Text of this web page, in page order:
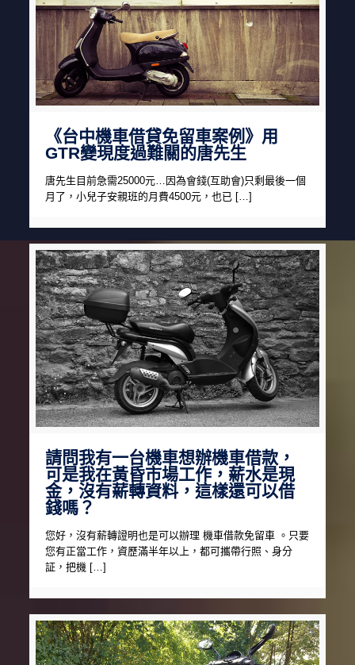
《台中機車借貸免留車案例》用
GTR變現度過難關的唐先生
唐先生目前急需25000元…因為會錢(互助會)只剩最後一個
月了，小兒子安親班的月費4500元，也已 […]
請問我有一台機車想辦機車借款，
可是我在黃昏市場工作，薪水是現
金，沒有薪轉資料，這樣還可以借
錢嗎？
您好，沒有薪轉證明也是可以辦理 機車借款免留車 。只要
您有正當工作，資歷滿半年以上，都可攜帶行照、身分
証，把機 […]